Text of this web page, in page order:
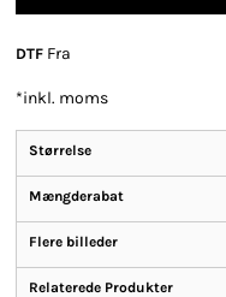
DTF Fra
*inkl. moms
Størrelse
Mængderabat
Flere billeder
Relaterede Produkter